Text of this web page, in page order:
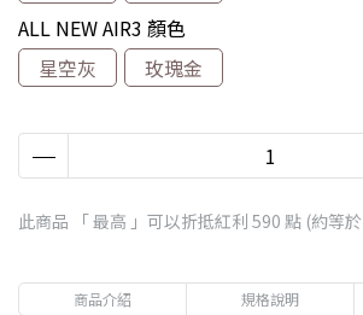
ALL NEW AIR3 顏色
星空灰
玫瑰金
此商品 「 最高 」可以折抵紅利 590 點 (約等於
商品介紹 規格說明